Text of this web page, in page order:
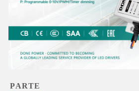
PARTE